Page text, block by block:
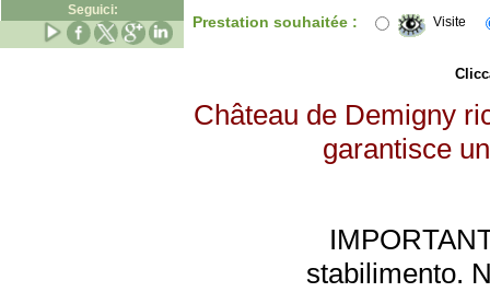
Seguici:
Prestation souhaitée : Visite
Château de Demigny
garantisce
stabilimento.